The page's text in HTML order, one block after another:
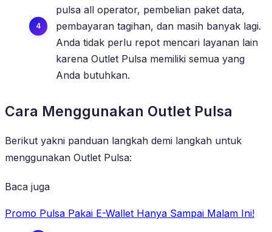
pulsa all operator, pembelian paket data,
pembayaran tagihan, dan masih banyak lagi.
Anda tidak perlu repot mencari layanan lain
karena Outlet Pulsa memiliki semua yang
Anda butuhkan.
Cara Menggunakan Outlet Pulsa
Berikut yakni panduan langkah demi langkah untuk
menggunakan Outlet Pulsa:
Baca juga
Promo Pulsa Pakai E-Wallet Hanya Sampai Malam Ini!